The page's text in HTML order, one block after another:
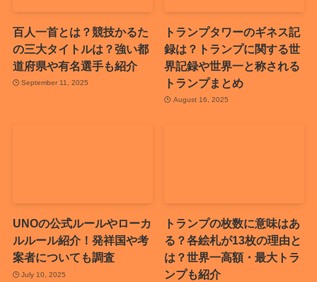
百人一首とは？競技かるた
の三大タイトルは？強い都
道府県や有名選手も紹介
September 11, 2025
トランプタワーのギネス記
録は？トランプに関する世
界記録や世界一と称される
トランプまとめ
August 16, 2025
UNOの公式ルールやローカ
ルルール紹介！発祥国や考
案者についても調査
July 10, 2025
トランプの枚数に意味はあ
る？各絵札が13枚の理由と
は？世界一高額・最大トラ
ンプも紹介